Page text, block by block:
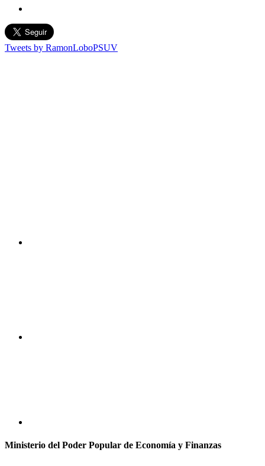
Tweets by RamonLoboPSUV
Ministerio del Poder Popular de Economía y Finanzas